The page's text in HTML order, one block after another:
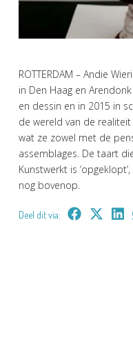
ROTTERDAM – Andie
in Den Haag en
en dessin en in 2015 in
de wereld van de
wat ze zowel met de
assemblages. De taart
Kunstwerkt is
nog bovenop.
Deel dit via: